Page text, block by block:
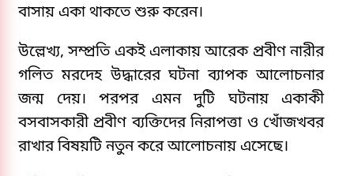
বাসায় একা থাকতে শুরু করেন।
উল্লেখ্য, সম্প্রতি একই এলাকায় আরেক প্রবীণ নারীর
গলিত মরদেহ উদ্ধারের ঘটনা ব্যাপক আলোচনার
জন্ম দেয়। পরপর এমন দুটি ঘটনায় একাকী
বসবাসকারী প্রবীণ ব্যক্তিদের নিরাপত্তা ও খোঁজখবর
রাখার বিষয়টি নতুন করে আলোচনায় এসেছে।